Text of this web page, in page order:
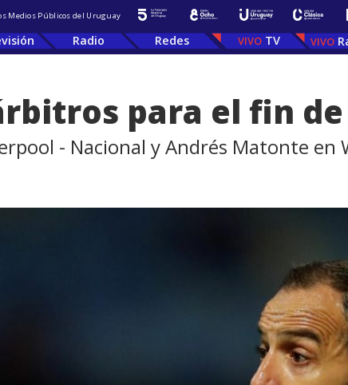
Medios Públicos del Uruguay
Radio Redes TV
para el fin
- Nacional y Andrés Matonte en